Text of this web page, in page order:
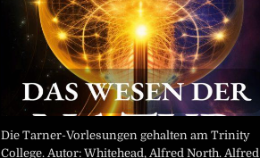
Die Tarner-Vorlesungen gehalten am Trinity
College. Autor: Whitehead, Alfred North. Alfred